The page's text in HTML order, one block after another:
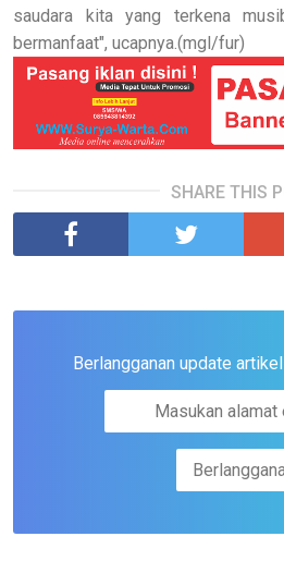
saudara kita yang terkena
bermanfaat", ucapnya.(mgl/fur)
SHARE THIS
Berlangganan update